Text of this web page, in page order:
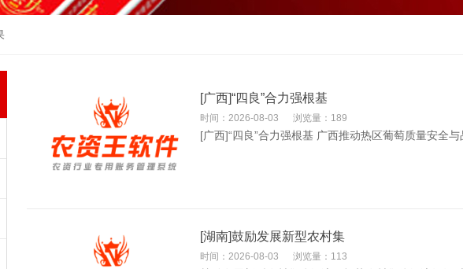
[广西]“四良”合力强根基
时间：2026-08-03 浏览量：189
[广西]“四良”合力强根基 广西推动热区葡萄质量安全
[湖南]鼓励发展新型农村集
时间：2026-08-03 浏览量：113